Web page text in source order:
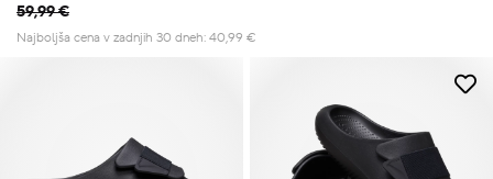
59,99 €
Najboljša cena v zadnjih 30 dneh: 40,99 €